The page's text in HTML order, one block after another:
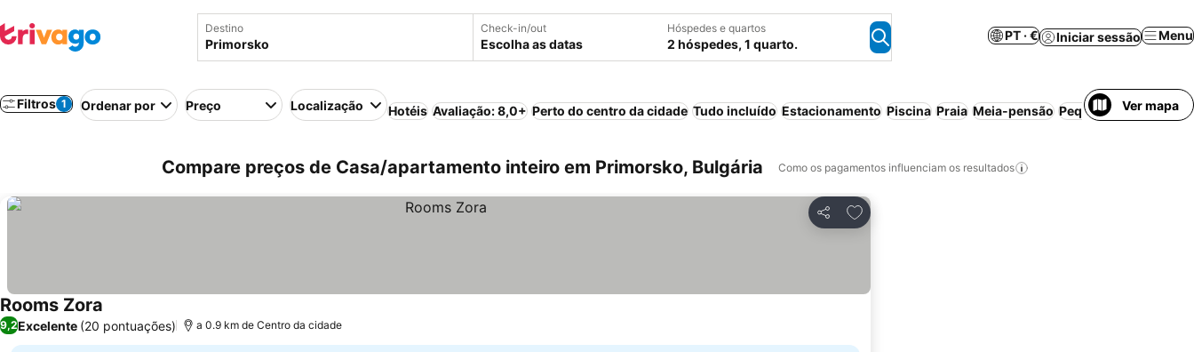
Destino Check-in/out
Escolha as datas
Hóspedes e quartos
2 hóspedes, 1 quarto.
PT · € Iniciar sessão Menu
Filtros 1 Ordenar por Preço Localização Hotéis Avaliação: 8,0+ Perto do centro da cidade Tudo incluído Estacionamento Piscina Praia Meia-pensão Pequeno-almoço
Ver mapa
Compare preços de Casa/apartamento inteiro em Primorsko, Bulgária Como os pagamentos influenciam os resultados
Partilhar
Adicionar aos favoritos
Rooms Zora
9,2Excelente (20 pontuações) a 0.9 km de Centro da cidade